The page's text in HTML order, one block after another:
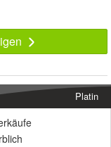
Platin